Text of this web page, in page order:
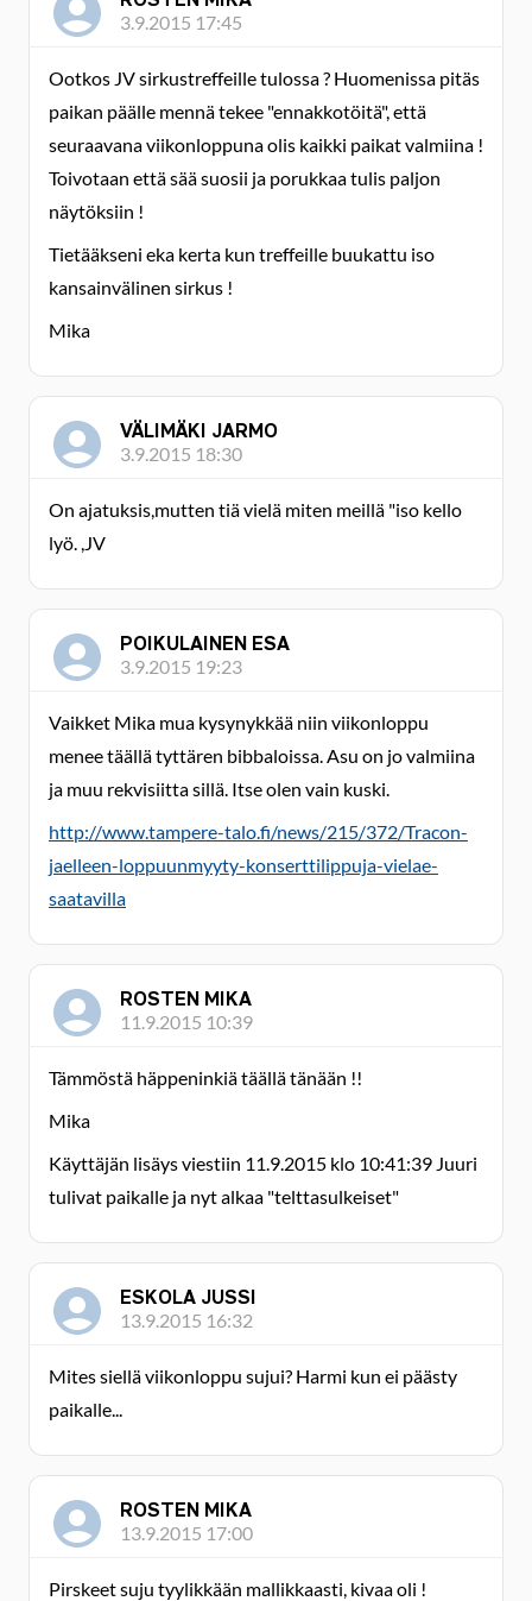
3.9.2015 17:45
Ootkos JV sirkustreffeille tulossa ? Huomenissa pitäs
paikan päälle mennä tekee "ennakkotöitä", että
seuraavana viikonloppuna olis kaikki paikat valmiina !
Toivotaan että sää suosii ja porukkaa tulis paljon
näytöksiin !
Tietääkseni eka kerta kun treffeille buukattu iso
kansainvälinen sirkus !
Mika
VÄLIMÄKI JARMO
3.9.2015 18:30
On ajatuksis,mutten tiä vielä miten meillä "iso kello
lyö. ,JV
POIKULAINEN ESA
3.9.2015 19:23
Vaikket Mika mua kysynykkää niin viikonloppu
menee täällä tyttären bibbaloissa. Asu on jo valmiina
ja muu rekvisiitta sillä. Itse olen vain kuski.
http://www.tampere-talo.fi/news/215/372/Tracon-
jaelleen-loppuunmyyty-konserttilippuja-vielae-
saatavilla
ROSTEN MIKA
11.9.2015 10:39
Tämmöstä häppeninkiä täällä tänään !!
Mika
Käyttäjän lisäys viestiin 11.9.2015 klo 10:41:39 Juuri
tulivat paikalle ja nyt alkaa "telttasulkeiset"
ESKOLA JUSSI
13.9.2015 16:32
Mites siellä viikonloppu sujui? Harmi kun ei päästy
paikalle...
ROSTEN MIKA
13.9.2015 17:00
Pirskeet suju tyylikkään mallikkaasti, kivaa oli !